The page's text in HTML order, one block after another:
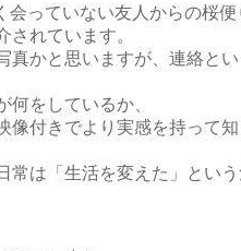
会っていない友人からの桜
されています。
真かと思いますが、連絡と
何をしているか、
像付きでより実感を持って
常は「生活を変えた」とい